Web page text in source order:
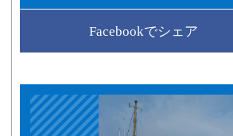
Facebookでシェア